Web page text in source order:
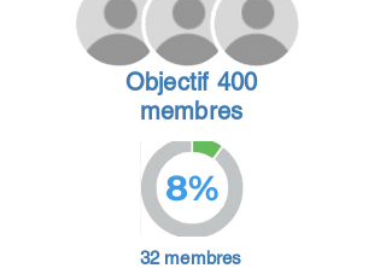
Objectif 400
membres
8%
32 membres